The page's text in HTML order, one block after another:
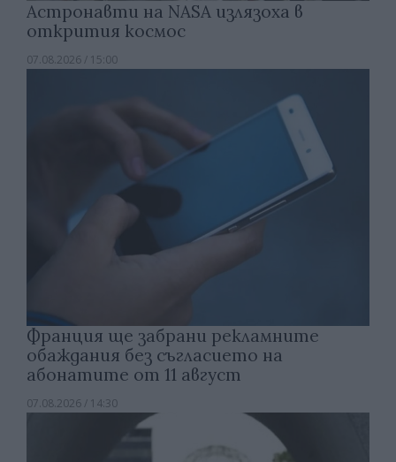
Астронавти на NASA излязоха в
открития космос
07.08.2026 / 15:00
Франция ще забрани рекламните
обаждания без съгласието на
абонатите от 11 август
07.08.2026 / 14:30